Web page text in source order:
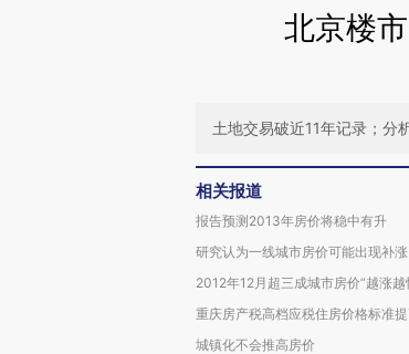
北京楼
土地交易破近11年记录；分
相关报道
报告预测2013年房价将稳中有升
研究认为一线城市房价可能出现补涨
2012年12月超三成城市房价“越涨越
重庆房产税高档应税住房价格标准
城镇化不会推高房价